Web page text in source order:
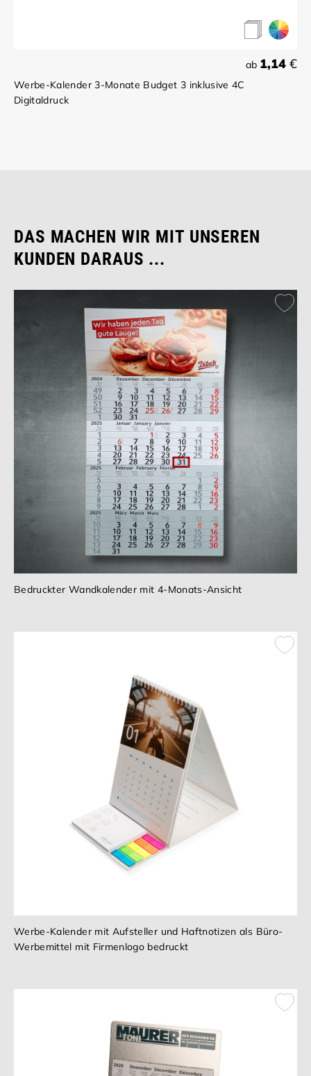
ab 1,14 €
Werbe-Kalender 3-Monate Budget 3 inklusive 4C
Digitaldruck
DAS MACHEN WIR MIT UNSEREN
KUNDEN DARAUS ...
Bedruckter Wandkalender mit 4-Monats-Ansicht
Werbe-Kalender mit Aufsteller und Haftnotizen als Büro-
Werbemittel mit Firmenlogo bedruckt